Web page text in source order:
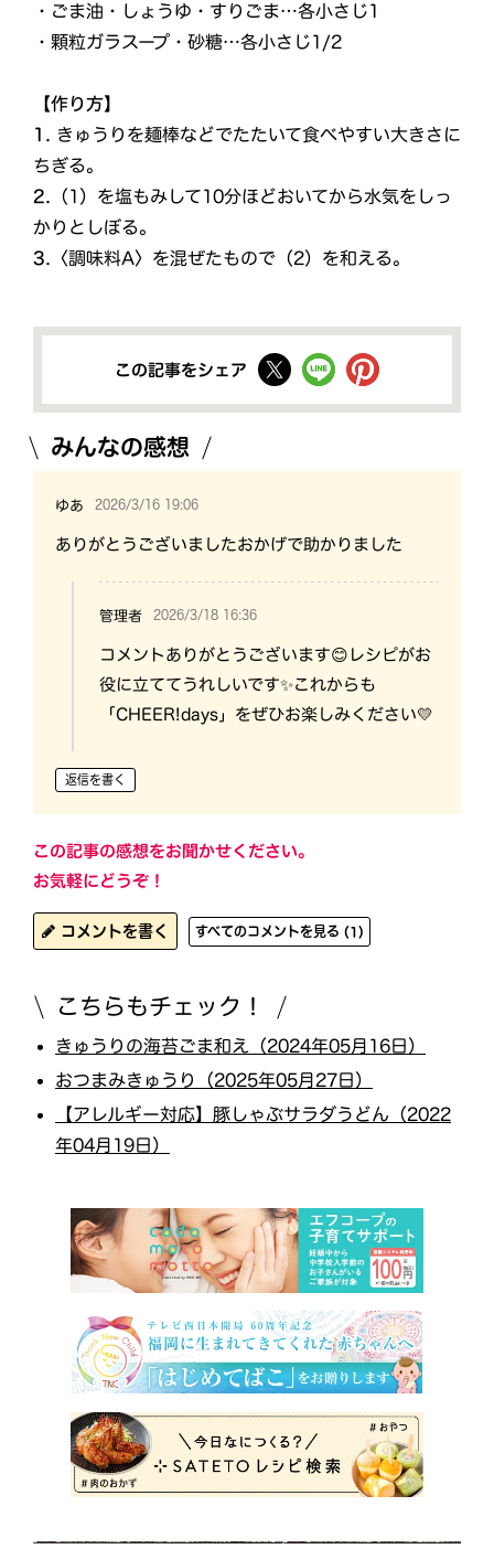
・ごま油・しょうゆ・すりごま…各小さじ1
・顆粒ガラスープ・砂糖…各小さじ1/2
【作り方】
1. きゅうりを麺棒などでたたいて食べやすい大きさに
ちぎる。
2. （1）を塩もみして10分ほどおいてから水気をしっ
かりとしぼる。
3. 〈調味料A〉を混ぜたもので（2）を和える。
この記事をシェア
みんなの感想
ゆあ 2026/3/16 19:06
ありがとうございましたおかげで助かりました
管理者 2026/3/18 16:36
コメントありがとうございます😊レシピがお
役に立ててうれしいです✨これからも
「CHEER!days」をぜひお楽しみください💛
返信を書く
この記事の感想をお聞かせください。
お気軽にどうぞ！
コメントを書く すべてのコメントを見る (1)
こちらもチェック！
きゅうりの海苔ごま和え（2024年05月16日）
おつまみきゅうり（2025年05月27日）
【アレルギー対応】豚しゃぶサラダうどん（2022
年04月19日）